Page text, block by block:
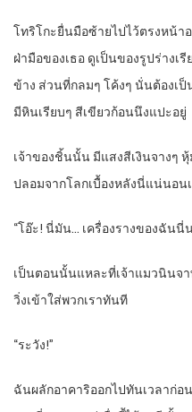
โทริโกะยื่นมือซ้ายไปไว้ตรงหน้า
ฝ่ามือของเธอ ดูเป็นของรูปร่างเ
ข้าง ส่วนที่กลมๆ โค้งๆ นั่นต้องเ
มีหินเรียบๆ สีเขียวก้อนนึงแปะอยู่
เจ้าของชิ้นนั้น มีแสงสีเงินจางๆ
ปลอมจากโลกเบื้องหลังนี่แน่นอน
“โอ๊ะ! นี่มัน… เครื่องรางของฉัน
เป็นตอนนั้นแหละที่เจ้าแมวนินจ
วิ่งเข้าใส่พวกเราทันที
“ระวัง!”
ฉันผลักอาคาริออกไปทันเวลาก่อ